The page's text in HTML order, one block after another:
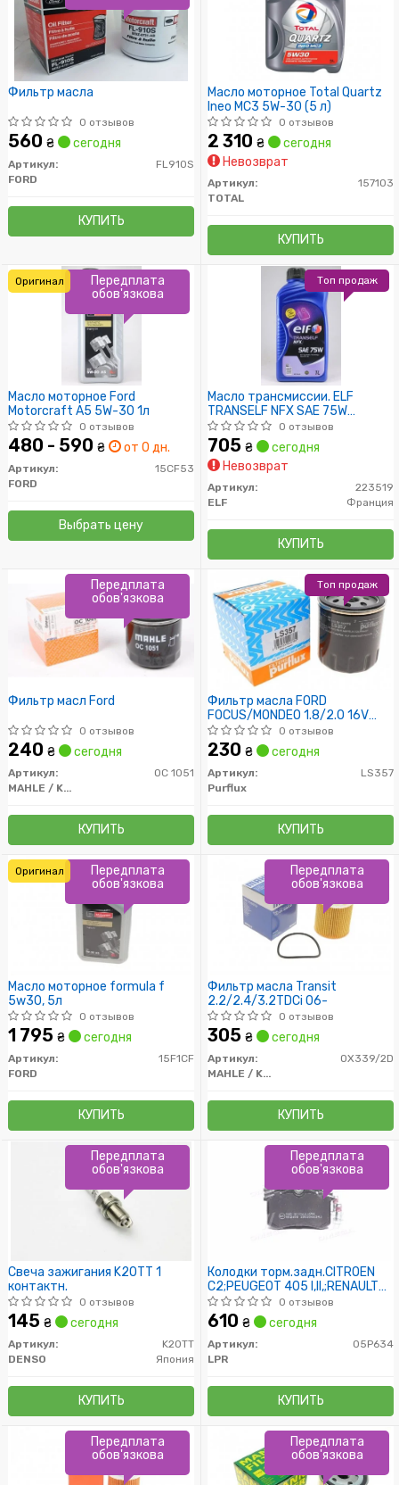
Фильтр масла
0 отзывов
560 ₴ сегодня
Артикул:
FL910S
FORD
КУПИТЬ
Масло моторное Total Quartz
Ineo MC3 5W-30 (5 л)
0 отзывов
2 310 ₴
сегодня
Невозврат
Артикул:
157103
TOTAL
КУПИТЬ
Масло моторное Ford
Motorcraft A5 5W-30 1л
0 отзывов
480 - 590 ₴ от 0 дн.
Артикул:
15CF53
FORD
Выбрать цену
Передплата
обов'язкова
Оригинал
Масло трансмиссии. ELF
TRANSELF NFX SAE 75W
(Канистра 1л)0 отзывов
705 ₴
сегодня
Невозврат
Артикул:
223519
ELF
Франция
КУПИТЬ
Топ продаж
Фильтр масл Ford
0 отзывов
240 ₴ сегодня
Артикул:
OC 1051
MAHLE / KNECHT
КУПИТЬ
Передплата
обов'язкова
Фильтр масла FORD
FOCUS/MONDEO 1.8/2.0 16V
11/02-
0 отзывов
230 ₴ сегодня
Артикул:
LS357
Purflux
КУПИТЬ
Топ продаж
Масло моторное formula f
5w30, 5л
0 отзывов
1 795 ₴ сегодня
Артикул:
15F1CF
FORD
КУПИТЬ
Передплата
обов'язкова
Оригинал
Фильтр масла Transit
2.2/2.4/3.2TDCi 06-
0 отзывов
305 ₴ сегодня
Артикул:
OX339/2D
MAHLE / KNECHT
КУПИТЬ
Передплата
обов'язкова
Свеча зажигания K20TT 1
контактн.
0 отзывов
145 ₴ сегодня
Артикул:
K20TT
DENSO
Япония
КУПИТЬ
Передплата
обов'язкова
Колодки торм.задн.CITROEN
C2;PEUGEOT 405 I,II,;RENAULT
ESPACE III,MEGANE I,II:TOLEDO I
83- /TRW/
0 отзывов
610 ₴ сегодня
Артикул:
05P634
LPR
КУПИТЬ
Передплата
обов'язкова
Передплата
обов'язкова
Передплата
обов'язкова